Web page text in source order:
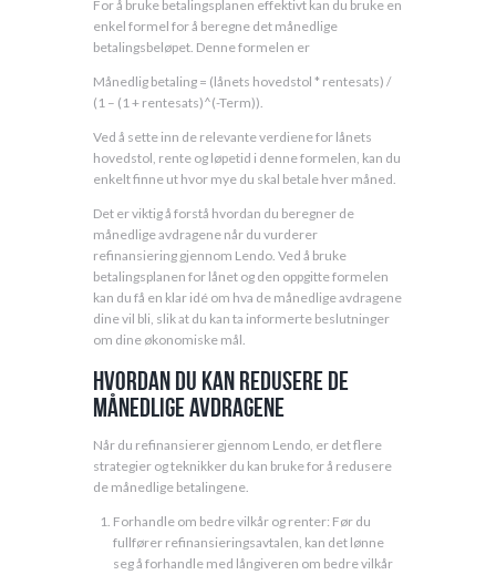
For å bruke betalingsplanen effektivt kan du bruke en
enkel formel for å beregne det månedlige
betalingsbeløpet. Denne formelen er
Månedlig betaling = (lånets hovedstol * rentesats) /
(1 – (1 + rentesats)^(-Term)).
Ved å sette inn de relevante verdiene for lånets
hovedstol, rente og løpetid i denne formelen, kan du
enkelt finne ut hvor mye du skal betale hver måned.
Det er viktig å forstå hvordan du beregner de
månedlige avdragene når du vurderer
refinansiering gjennom Lendo. Ved å bruke
betalingsplanen for lånet og den oppgitte formelen
kan du få en klar idé om hva de månedlige avdragene
dine vil bli, slik at du kan ta informerte beslutninger
om dine økonomiske mål.
Hvordan du kan redusere de
månedlige avdragene
Når du refinansierer gjennom Lendo, er det flere
strategier og teknikker du kan bruke for å redusere
de månedlige betalingene.
Forhandle om bedre vilkår og renter: Før du
fullfører refinansieringsavtalen, kan det lønne
seg å forhandle med långiveren om bedre vilkår